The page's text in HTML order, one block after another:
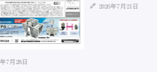
7月28日
2026年7月21日